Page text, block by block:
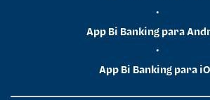
•
App Bi Banking para
•
App Bi Banking para